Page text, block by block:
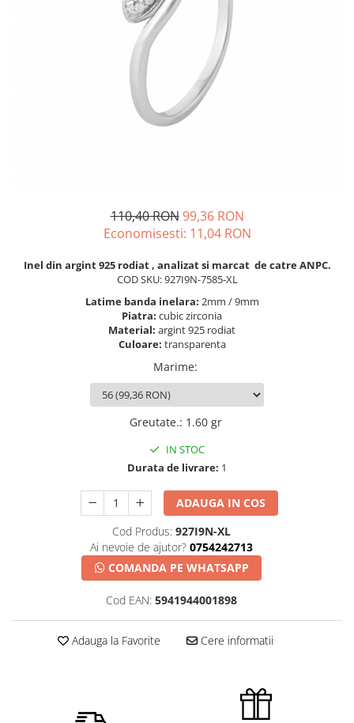
BRATARI PENTRU PICIOR
BRATARA TIP ROZARIU
110,40 RON 99,36 RON
Economisesti: 11,04 RON
Inel din argint 925 rodiat , analizat si marcat de catre ANPC.
COD SKU: 927I9N-7585-XL
Latime banda inelara: 2mm / 9mm
Piatra: cubic zirconia
Material: argint 925 rodiat
Culoare: transparenta
Marime:
Greutate.: 1.60 gr
IN STOC
Durata de livrare: 1
ADAUGA IN COS
Cod Produs: 927I9N-XL
Ai nevoie de ajutor? 0754242713
COMANDA PE WHATSAPP
Cod EAN: 5941944001898
Adauga la Favorite Cere informatii